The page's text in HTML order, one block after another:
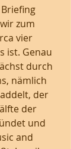
zum
vier
ist. Genau
durch
nämlich
der
der
und
and